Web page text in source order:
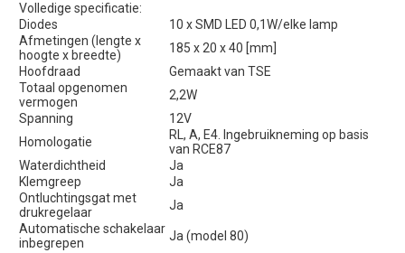
Volledige specificatie:
Diodes
10 x SMD LED 0,1W/elke lamp
Afmetingen (lengte x
hoogte x breedte)
185 x 20 x 40 [mm]
Hoofdraad
Gemaakt van TSE
Totaal opgenomen
vermogen
2,2W
Spanning
12V
Homologatie
RL, A, E4. Ingebruikneming op basis
van RCE87
Waterdichtheid
Ja
Klemgreep
Ja
Ontluchtingsgat met
drukregelaar
Ja
Automatische schakelaar
inbegrepen
Ja (model 80)